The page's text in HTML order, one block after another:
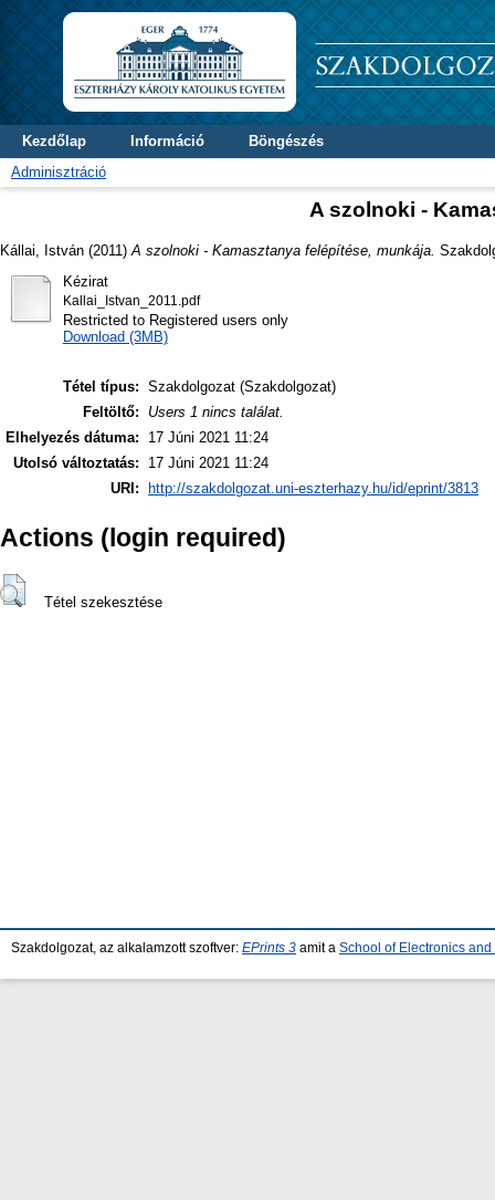
Kezdőlap Információ
Böngészés
Adminisztráció
A szolnoki -
Kállai, István (2011) A szolnoki - Kamasztanya felépítése, munkája.
Kézirat
Kallai_Istvan_2011.pdf
Restricted to Registered users only
Download (3MB)
Tétel típus: Szakdolgozat (Szakdolgozat)
Feltöltő:
Users 1 nincs találat.
Elhelyezés dátuma:
17 Júni 2021 11:24
Utolsó változtatás:
17 Júni 2021 11:24
URI:
http://szakdolgozat.uni-eszterhazy.hu/id/eprint/3813
Actions (login required)
Tétel szekesztése
Szakdolgozat, az alkalamzott szoftver: EPrints 3 amit a School of Electronics